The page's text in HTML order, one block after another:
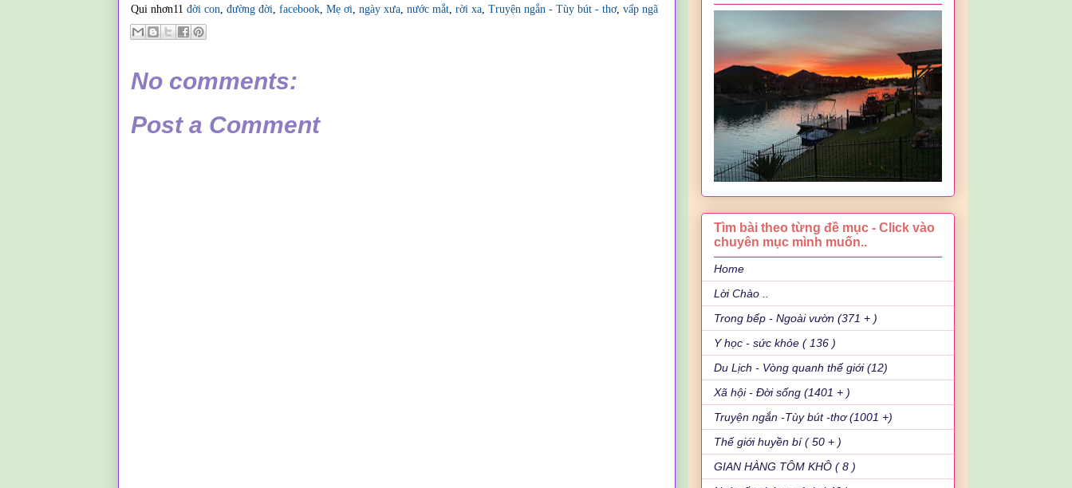
Qui nhơn11 đời con, đường đời, facebook, Mẹ ơi, ngày xưa, nước mắt, rời xa, Truyện ngắn - Tùy bút - thơ, vấp ngã
No comments:
Post a Comment
Tìm bài theo từng đề mục - Click vào
chuyên mục mình muốn..
Home
Lời Chào ..
Trong bếp - Ngoài vườn (371 + )
Y học - sức khỏe ( 136 )
Du Lịch - Vòng quanh thế giới (12)
Xã hội - Đời sống (1401 + )
Truyện ngắn -Tùy bút -thơ (1001 +)
Thế giới huyền bí ( 50 + )
GIAN HÀNG TÔM KHÔ ( 8 )